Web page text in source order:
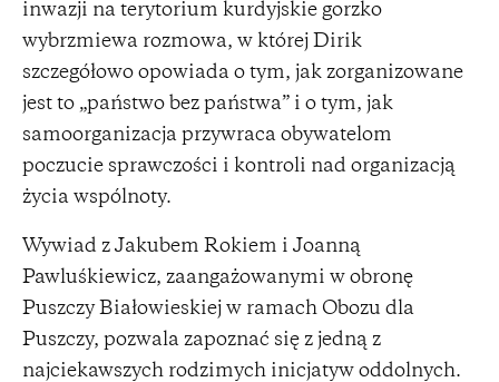
inwazji na terytorium kurdyjskie gorzko
wybrzmiewa rozmowa, w której Dirik
szczegółowo opowiada o tym, jak zorganizowane
jest to „państwo bez państwa” i o tym, jak
samoorganizacja przywraca obywatelom
poczucie sprawczości i kontroli nad organizacją
życia wspólnoty.
Wywiad z Jakubem Rokiem i Joanną
Pawluśkiewicz, zaangażowanymi w obronę
Puszczy Białowieskiej w ramach Obozu dla
Puszczy, pozwala zapoznać się z jedną z
najciekawszych rodzimych inicjatyw oddolnych.